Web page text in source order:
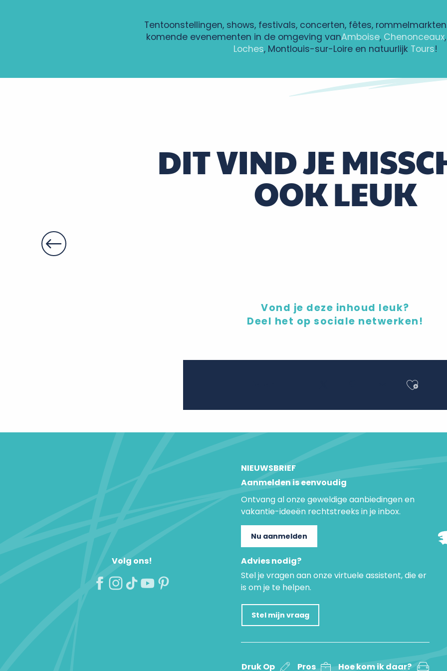
Tentoonstellingen, shows, festivals, concerten, fêtes,
komende evenementen in de omgeving vanAmboise, Chenonceaux,
Loches, Montlouis-sur-Loire en natuurlijk Tours!
Concert aux chandelles à la Pagode de ChanteloupDIT VIND JE
OOK LEUK
Vond je deze inhoud leuk?
Deel het op sociale netwerken!
Volg ons!
NIEUWSBRIEF
Aanmelden is eenvoudig
Ontvang al onze geweldige aanbiedingen en
vakantie-ideeën rechtstreeks in je inbox.
Nu aanmelden
Advies nodig?
Stel je vragen aan onze virtuele assistent, die er
is om je te helpen.
Stel mijn vraag
Druk Op Pros Hoe kom ik daar?